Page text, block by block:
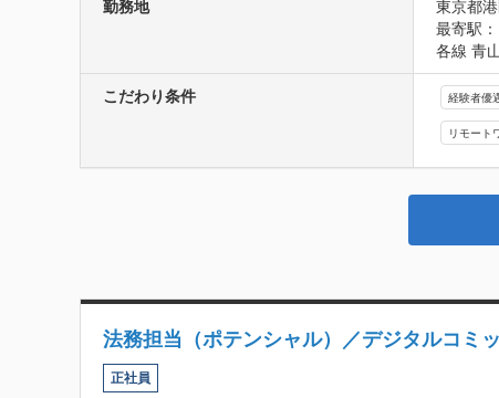
勤務地
東京都
最寄駅
各線 青
こだわり条件 経験者優
リモート
法務担当（ポテンシャル）／デジタルコミ
正社員